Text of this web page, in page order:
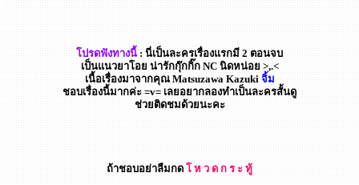
โปรดฟังทางนี้ : นี่เป็นละครเรื่องแรกมี 2 ตอนจบ
เป็นแนวยาโอย น่ารักกุ๊กกิ๊ก NC นิดหน่อย >,.<
เนื้อเรื่องมาจากคุณ Matsuzawa Kazuki จิ้ม
ชอบเรื่องนี้มากค่ะ =v= เลยอยากลองทำเป็นละครสั้นดู
ช่วยติดชมด้วยนะคะ
ถ้าชอบอย่าลืมกด โ ห ว ด ก ร ะ ทู้